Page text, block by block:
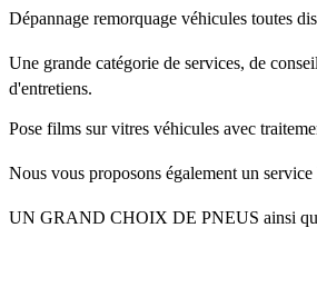
Dépannage remorquage véhicules toutes
Une grande catégorie de services, de
d'entretiens.
Pose films sur vitres véhicules avec
Nous vous proposons également un
UN GRAND CHOIX DE PNEUS ainsi